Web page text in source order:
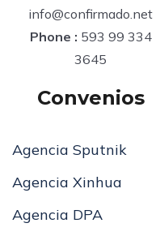
info@confirmado.net
Phone : 593 99 334
3645
Convenios
Agencia Sputnik
Agencia Xinhua
Agencia DPA